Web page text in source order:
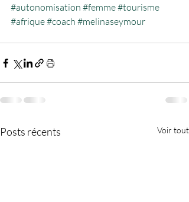
#autonomisation #femme#tourisme
#afrique#coach #melinaseymour
Posts récents Voir tout